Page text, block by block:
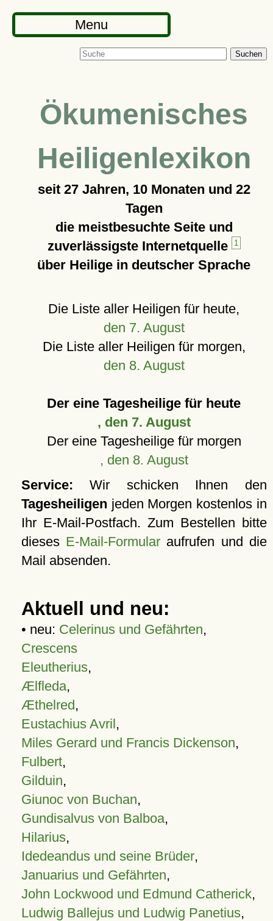
Menu
Suchen
Ökumenisches
Heiligenlexikon
seit 27 Jahren, 10 Monaten und 22
Tagen
die meistbesuchte Seite und
zuverlässigste Internetquelle
1
über Heilige in deutscher Sprache
Die Liste aller Heiligen für heute,
den 7. August
Die Liste aller Heiligen für morgen,
den 8. August
Der eine Tagesheilige für heute
, den 7. August
Der eine Tagesheilige für morgen
, den 8. August
Service: Wir schicken Ihnen den
Tagesheiligen jeden Morgen kostenlos in
Ihr E-Mail-Postfach. Zum Bestellen bitte
dieses E-Mail-Formular aufrufen und die
Mail absenden.
Aktuell und neu:
• neu: Celerinus und Gefährten,
Crescens
Eleutherius,
Ælfleda,
Æthelred,
Eustachius Avril,
Miles Gerard und Francis Dickenson,
Fulbert,
Gilduin,
Giunoc von Buchan,
Gundisalvus von Balboa,
Hilarius,
Idedeandus und seine Brüder,
Januarius und Gefährten,
John Lockwood und Edmund Catherick,
Ludwig Ballejus und Ludwig Panetius,